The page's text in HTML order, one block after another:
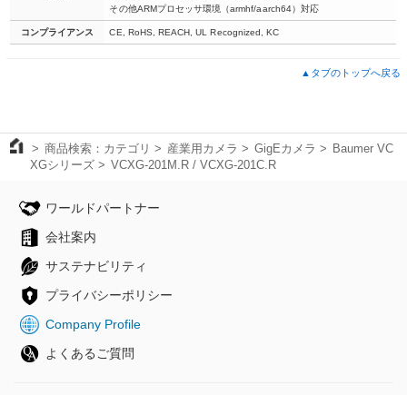
その他ARMプロセッサ環境（armhf/aarch64）対応
コンプライアンス CE, RoHS, REACH, UL Recognized, KC
▲タブのトップへ戻る
商品検索：カテゴリ 産業用カメラ GigEカメラ
Baumer VC
XGシリーズ
VCXG-201M.R / VCXG-201C.R
ワールドパートナー
会社案内
サステナビリティ
プライバシーポリシー
Company Profile
よくあるご質問